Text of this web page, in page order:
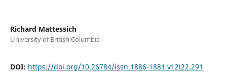
Richard Mattessich
University of British Columbia
DOI: https://doi.org/10.26784/issn.1886-1881.v12i22.291